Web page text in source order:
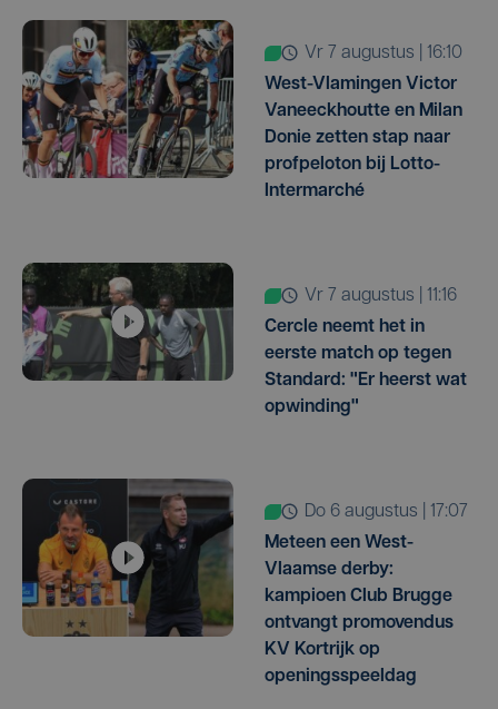
vr 7 augustus | 16:10
West-Vlamingen Victor
Vaneeckhoutte en Milan
Donie zetten stap naar
profpeloton bij Lotto-
Intermarché
vr 7 augustus | 11:16
Cercle neemt het in
eerste match op tegen
Standard: "Er heerst wat
opwinding"
do 6 augustus | 17:07
Meteen een West-
Vlaamse derby:
kampioen Club Brugge
ontvangt promovendus
KV Kortrijk op
openingsspeeldag